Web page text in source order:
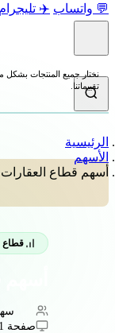
✈️ تليجرام
جميع المنتجات بشكل
قطاع العقارات
قطاع
181سهم
صفحة 1 من 6